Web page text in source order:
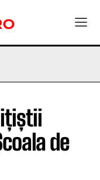
de